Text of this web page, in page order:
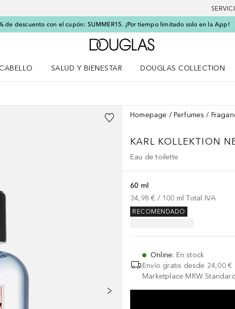
de descuento con el cupón: SUMMER15. ¡Por tiempo limitado solo en la App!
A Douglas Home
CABELLO
SALUD Y BIENESTAR
DOUGLAS COLLECTION
Homepage Perfumes
KARL KOLLEKTION
Eau de toilette
60 ml
34,98 € / 100 ml Total IVA
RECOMENDADO
Online: En stock
Envío gratis desde 24,00 €
Marketplace MRW